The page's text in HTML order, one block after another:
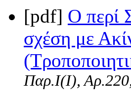
[pdf] Ο περί
σχέση με
Παρ.Ι(I),